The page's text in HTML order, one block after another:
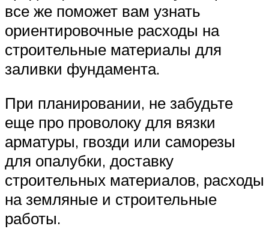
все же поможет вам узнать
ориентировочные расходы на
строительные материалы для
заливки фундамента.
При планировании, не забудьте
еще про проволоку для вязки
арматуры, гвозди или саморезы
для опалубки, доставку
строительных материалов, расходы
на земляные и строительные
работы.